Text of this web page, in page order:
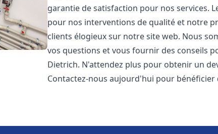
garantie de satisfaction pour nos services.
pour nos interventions de qualité et notre
clients élogieux sur notre site web. Nous
vos questions et vous fournir des conseils
Dietrich. N'attendez plus pour obtenir un
Contactez-nous aujourd'hui pour bénéficier